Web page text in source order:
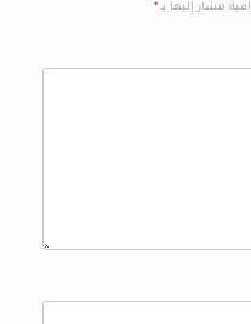
مشار إليها بـ *